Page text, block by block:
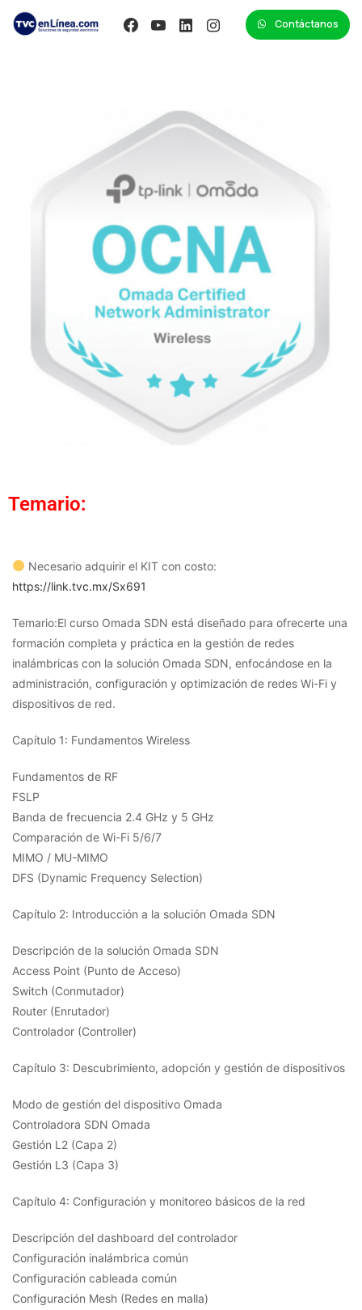
Contáctanos
Temario:
Necesario adquirir el KIT con costo:
https://link.tvc.mx/Sx691
Temario:El curso Omada SDN está diseñado para ofrecerte una
formación completa y práctica en la gestión de redes
inalámbricas con la solución Omada SDN, enfocándose en la
administración, configuración y optimización de redes Wi-Fi y
dispositivos de red.
Capítulo 1: Fundamentos Wireless
Fundamentos de RF
FSLP
Banda de frecuencia 2.4 GHz y 5 GHz
Comparación de Wi-Fi 5/6/7
MIMO / MU-MIMO
DFS (Dynamic Frequency Selection)
Capítulo 2: Introducción a la solución Omada SDN
Descripción de la solución Omada SDN
Access Point (Punto de Acceso)
Switch (Conmutador)
Router (Enrutador)
Controlador (Controller)
Capítulo 3: Descubrimiento, adopción y gestión de dispositivos
Modo de gestión del dispositivo Omada
Controladora SDN Omada
Gestión L2 (Capa 2)
Gestión L3 (Capa 3)
Capítulo 4: Configuración y monitoreo básicos de la red
Descripción del dashboard del controlador
Configuración inalámbrica común
Configuración cableada común
Configuración Mesh (Redes en malla)